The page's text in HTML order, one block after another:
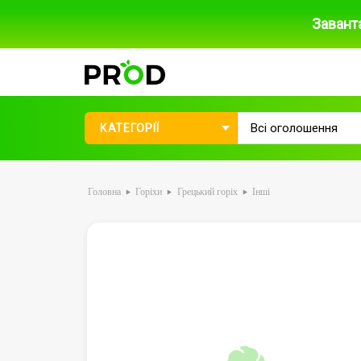
КАТЕГОРІЇ
Головна Горіхи Грецький горіх Інші